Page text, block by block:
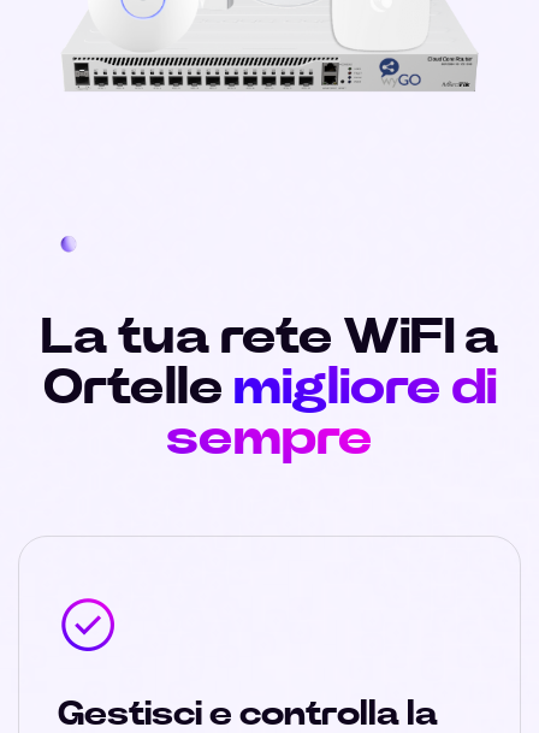
La tua rete WiFI a
Ortelle migliore di
sempre
Gestisci e controlla la